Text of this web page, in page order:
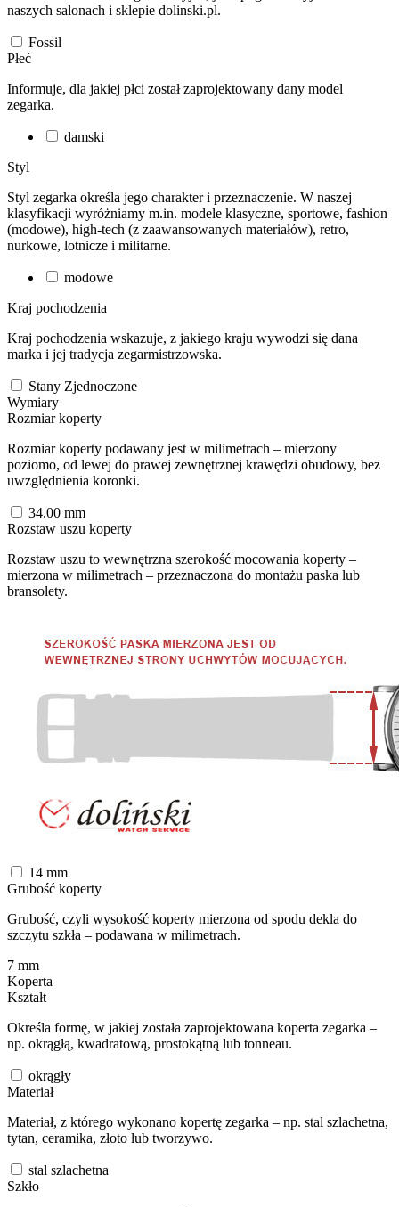
naszych salonach i sklepie dolinski.pl.
Fossil
Płeć
Informuje, dla jakiej płci został zaprojektowany dany model
zegarka.
damski
Styl
Styl zegarka określa jego charakter i przeznaczenie. W naszej
klasyfikacji wyróżniamy m.in. modele klasyczne, sportowe, fashion
(modowe), high-tech (z zaawansowanych materiałów), retro,
nurkowe, lotnicze i militarne.
modowe
Kraj pochodzenia
Kraj pochodzenia wskazuje, z jakiego kraju wywodzi się dana
marka i jej tradycja zegarmistrzowska.
Stany Zjednoczone
Wymiary
Rozmiar koperty
Rozmiar koperty podawany jest w milimetrach – mierzony
poziomo, od lewej do prawej zewnętrznej krawędzi obudowy, bez
uwzględnienia koronki.
34.00 mm
Rozstaw uszu koperty
Rozstaw uszu to wewnętrzna szerokość mocowania koperty –
mierzona w milimetrach – przeznaczona do montażu paska lub
bransolety.
14 mm
Grubość koperty
Grubość, czyli wysokość koperty mierzona od spodu dekla do
szczytu szkła – podawana w milimetrach.
7 mm
Koperta
Kształt
Określa formę, w jakiej została zaprojektowana koperta zegarka –
np. okrągłą, kwadratową, prostokątną lub tonneau.
okrągły
Materiał
Materiał, z którego wykonano kopertę zegarka – np. stal szlachetna,
tytan, ceramika, złoto lub tworzywo.
stal szlachetna
Szkło